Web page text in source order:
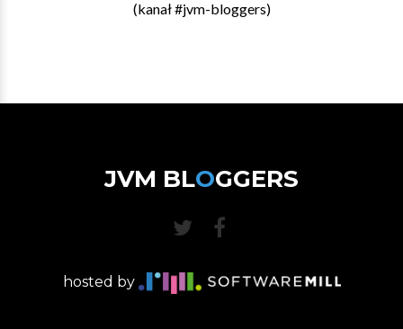
(kanał #jvm-bloggers)
JVM BLOGGERS
hosted by